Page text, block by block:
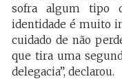
sofra algum tipo
identidade é muito
cuidado de não
que tira uma
delegacia”, declarou.